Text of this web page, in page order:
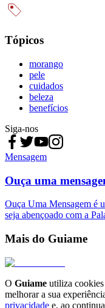
Tópicos
morango
pele
cuidados
beleza
benefícios
Siga-nos
Mensagem
Ouça uma
Ouça Uma Mensagem é
seja abençoado com a
Mais do Guiame
O Guiame utiliza cookies
melhorar a sua
privacidade e, ao